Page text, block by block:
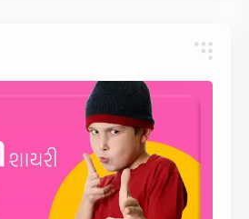
Gujarati Vyakaran
આરતી
શુભેચ્છા સંદેશ
ગુજરાતી શબ્દો